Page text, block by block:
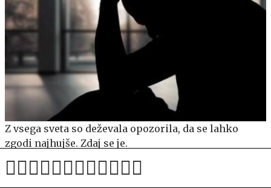
Z vsega sveta so deževala opozorila, da se lahko
zgodi najhujše. Zdaj se je.